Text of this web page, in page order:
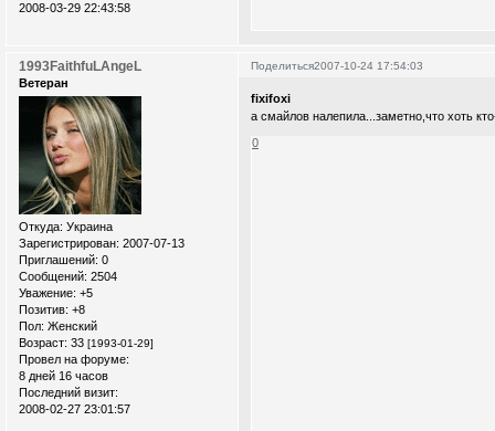
2008-03-29 22:43:58
Поделиться2007-10-24 17:54:03
1993FaithfuLAngeL
Ветеран
Откуда: Украина
Зарегистрирован: 2007-07-13
Приглашений: 0
Сообщений: 2504
Уважение: +5
Позитив: +8
Пол: Женский
Возраст: 33 [1993-01-29]
Провел на форуме:
8 дней 16 часов
Последний визит:
2008-02-27 23:01:57
fixifoxi
а смайлов налепила...заметно,что хоть
0